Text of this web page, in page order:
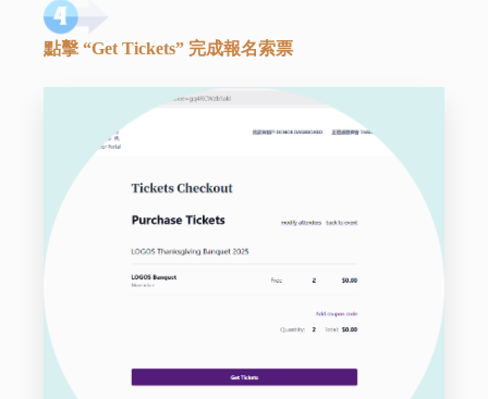
點擊 “Get Tickets” 完成報名索票